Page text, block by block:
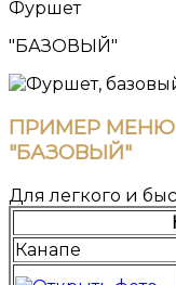
Фуршет
"БАЗОВЫЙ"
ПРИМЕР
"БАЗОВЫЙ"
Для легкого и
Канапе